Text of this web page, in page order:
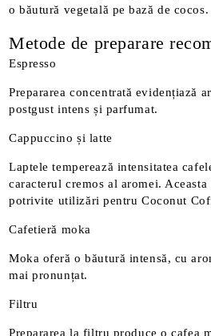
o băutură vegetală pe bază de cocos.
Metode de preparare
Espresso
Prepararea concentrată evidențiază
postgust intens și parfumat.
Cappuccino și latte
Laptele temperează intensitatea
caracterul cremos al aromei.
potrivite utilizări pentru Coconut
Cafetieră moka
Moka oferă o băutură intensă, cu
mai pronunțat.
Filtru
Prepararea la filtru produce o cafea